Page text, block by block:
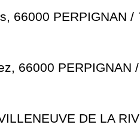
66000 PERPIGNAN /
66000 PERPIGNAN
DE LA